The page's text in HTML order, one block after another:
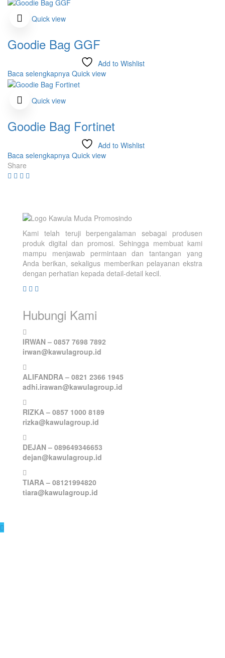
Quick view
Goodie Bag GGF
Add to Wishlist
Baca selengkapnya Quick view
Quick view
Goodie Bag Fortinet
Add to Wishlist
Baca selengkapnya Quick view
Share
Kami telah teruji berpengalaman sebagai produsen
produk digital dan promosi. Sehingga membuat kami
mampu menjawab permintaan dan tantangan yang
Anda berikan, sekaligus memberikan pelayanan ekstra
dengan perhatian kepada detail-detail kecil.
Hubungi Kami
IRWAN – 0857 7698 7892
irwan@kawulagroup.id
ALIFANDRA – 0821 2366 1945
adhi.irawan@kawulagroup.id
RIZKA – 0857 1000 8189
rizka@kawulagroup.id
DEJAN – 089649346653
dejan@kawulagroup.id
TIARA – 08121994820
tiara@kawulagroup.id